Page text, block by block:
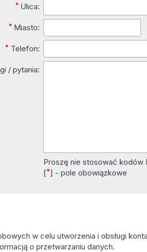
* Ulica:
* Miasto:
* Telefon:
/ pytania:
Proszę nie stosować kodów
[*] - pole obowiązkowe
w celu utworzenia i obsługi
o przetwarzaniu danych.